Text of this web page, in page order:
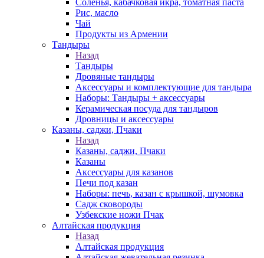
Соленья, кабачковая икра, томатная паста
Рис, масло
Чай
Продукты из Армении
Тандыры
Назад
Тандыры
Дровяные тандыры
Аксессуары и комплектующие для тандыра
Наборы: Тандыры + аксессуары
Керамическая посуда для тандыров
Дровницы и аксессуары
Казаны, саджи, Пчаки
Назад
Казаны, саджи, Пчаки
Казаны
Аксессуары для казанов
Печи под казан
Наборы: печь, казан с крышкой, шумовка
Садж сковороды
Узбекские ножи Пчак
Алтайская продукция
Назад
Алтайская продукция